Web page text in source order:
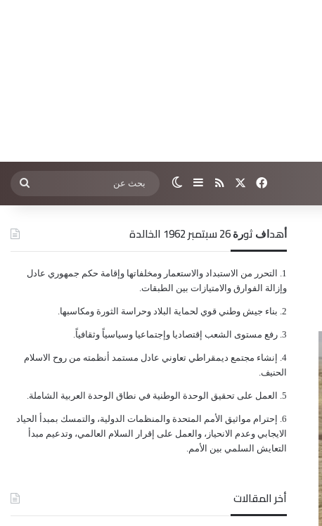
فيسبوك ملخص الموقع RSS
إضافة عمود جانبي
الوضع المظلم بحث
عن
ﺃﻫﺪﺍﻑ ﺛﻮﺭﺓ 26 ﺳﺒﺘﻤﺒﺮ 1962 الخالدة
ﺍﻟﺘﺤﺮﺭ ﻣﻦ ﺍﻻﺳﺘﺒﺪﺍﺩ ﻭﺍﻻﺳﺘﻌﻤﺎﺭ ﻭﻣﺨﻠﻔﺎﺗﻬﺎ ﻭﺇﻗﺎﻣﺔ ﺣﻜﻢ ﺟﻤﻬﻮﺭﻱ ﻋﺎﺩﻝ
ﻭﺇﺯﺍﻟﺔ ﺍﻟﻔﻮﺍﺭﻕ ﻭﺍﻻﻣﺘﻴﺎﺯﺍﺕ ﺑﻴﻦ ﺍﻟﻄﺒﻘﺎﺕ.
ﺑﻨﺎﺀ ﺟﻴﺶ ﻭﻃﻨﻲ ﻗﻮﻱ ﻟﺤﻤﺎﻳﺔ ﺍﻟﺒﻼﺩ ﻭﺣﺮﺍﺳﺔ ﺍﻟﺜﻮﺭﺓ ﻭﻣﻜﺎﺳﺒﻬﺎ.
ﺭﻓﻊ ﻣﺴﺘﻮﻯ ﺍﻟﺸﻌﺐ ﺇﻗﺘﺼﺎﺩﻳﺎ ﻭﺇﺟﺘﻤﺎﻋﻴﺎ ﻭﺳﻴﺎﺳﻴﺎً ﻭﺛﻘﺎﻓﻴﺎً.
ﺇﻧﺸﺎﺀ ﻣﺠﺘﻤﻊ ﺩﻳﻤﻘﺮﺍﻃﻲ ﺗﻌﺎﻭﻧﻲ ﻋﺎﺩﻝ ﻣﺴﺘﻤﺪ ﺃﻧﻈﻤﺘﻪ ﻣﻦ ﺭﻭﺡ ﺍﻻﺳﻼﻡ
ﺍﻟﺤﻨﻴﻒ.
ﺍﻟﻌﻤﻞ ﻋﻠﻰ ﺗﺤﻘﻴﻖ ﺍﻟﻮﺣﺪﺓ ﺍﻟﻮﻃﻨﻴﺔ ﻓﻲ ﻧﻄﺎﻕ ﺍﻟﻮﺣﺪﺓ ﺍﻟﻌﺮﺑﻴﺔ ﺍﻟﺸﺎﻣﻠﺔ.
ﺇﺣﺘﺮﺍﻡ ﻣﻮﺍﺛﻴﻖ الأﻣﻢ ﺍﻟﻤﺘﺤﺪﺓ ﻭﺍﻟﻤﻨﻈﻤﺎﺕ ﺍﻟﺪﻭﻟﻴﺔ، ﻭﺍﻟﺘﻤﺴﻚ ﺑﻤﺒﺪﺃ ﺍﻟﺤﻴﺎﺩ
ﺍﻻﻳﺠﺎﺑﻲ ﻭﻋﺪﻡ ﺍﻻﻧﺤﻴﺎﺯ، ﻭﺍﻟﻌﻤﻞ ﻋﻠﻰ ﺇﻗﺮﺍﺭ ﺍﻟﺴﻼﻡ ﺍﻟﻌﺎﻟﻤﻲ، ﻭﺗﺪﻋﻴﻢ ﻣﺒﺪﺃ
ﺍﻟﺘﻌﺎﻳﺶ ﺍﻟﺴﻠﻤﻲ ﺑﻴﻦ ﺍﻷﻣﻢ.
أخر المقالات